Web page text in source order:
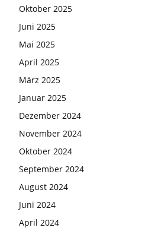
Oktober 2025
Juni 2025
Mai 2025
April 2025
März 2025
Januar 2025
Dezember 2024
November 2024
Oktober 2024
September 2024
August 2024
Juni 2024
April 2024